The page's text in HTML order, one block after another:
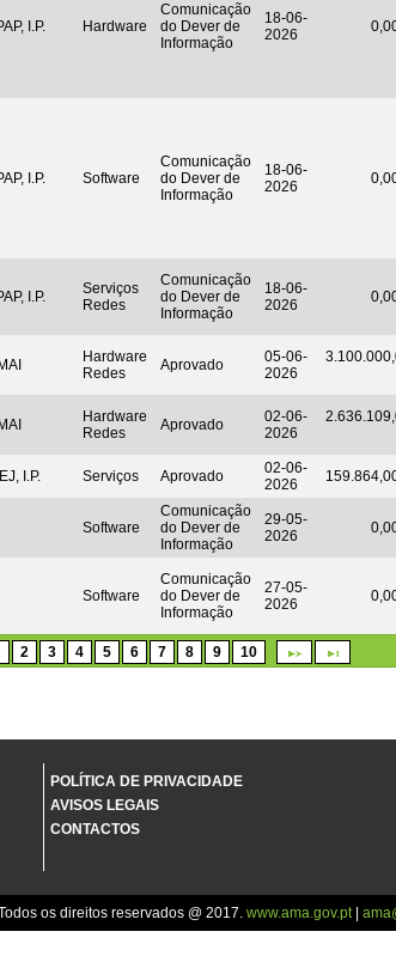
I.P. Hardware
Comunicação
do Dever de
Informação
18-06-
2026
I.P. Software
Comunicação
do Dever de
Informação
18-06-
2026
I.P.
Serviços
Redes
Comunicação
do Dever de
Informação
18-06-
2026
Hardware
Redes
Aprovado
05-06-
2026
Hardware
Redes
Aprovado
02-06-
2026
I.P. Serviços Aprovado
02-06-
2026
Software
Comunicação
do Dever de
Informação
29-05-
2026
Software
Comunicação
do Dever de
Informação
27-05-
2026
2 3 4 5 6 7 8 9 10
POLÍTICA DE PRIVACIDADE
AVISOS LEGAIS
CONTACTOS
os direitos reservados @ 2017. www.ama.gov.pt